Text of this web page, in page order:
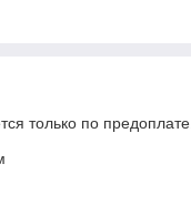
только по предоплате.